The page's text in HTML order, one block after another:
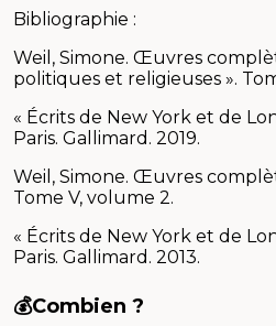
Bibliographie :
Weil, Simone. Œuvres
politiques et religieuses ».
« Écrits de New York et de
Paris. Gallimard. 2019.
Weil, Simone. Œuvres
Tome V, volume 2.
« Écrits de New York et de
Paris. Gallimard. 2013.
💰Combien ?